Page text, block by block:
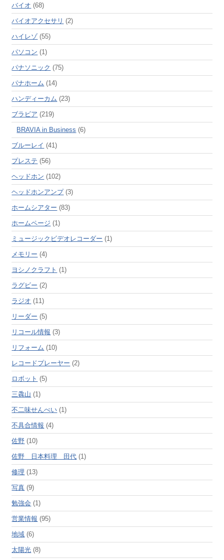
バイオ (68)
バイオアクセサリ (2)
ハイレゾ(55)
パソコン (1)
パナソニック (75)
パナホーム (14)
ハンディーカム (23)
ブラビア (219)
BRAVIA in Business (6)
ブルーレイ (41)
プレステ (56)
ヘッドホン (102)
ヘッドホンアンプ(3)
ホームシアター (83)
ホームページ (1)
ミュージックビデオレコーダー (1)
メモリー (4)
ヨシノクラフト (1)
ラグビー (2)
ラジオ (11)
リーダー (5)
リコール情報 (3)
リフォーム (10)
レコードプレーヤー (2)
ロボット (5)
三毳山 (1)
不二味せんべい (1)
不具合情報 (4)
佐野 (10)
佐野 日本料理 田代 (1)
修理 (13)
写真 (9)
勉強会 (1)
営業情報 (95)
地域 (6)
太陽光 (8)